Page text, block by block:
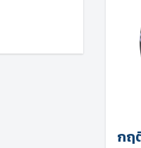
กฤ